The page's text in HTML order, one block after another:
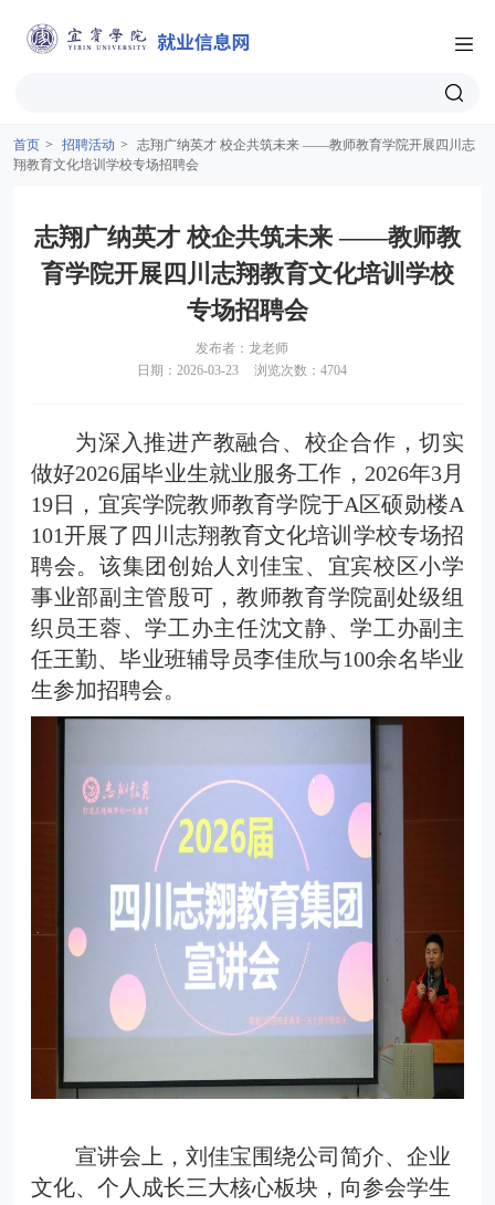
首页 > 招聘活动 >
志翔广纳英才 校企共筑未来 ——教师教育学院开展四川志
翔教育文化培训学校专场招聘会
志翔广纳英才 校企共筑未来 ——教师教
育学院开展四川志翔教育文化培训学校
专场招聘会
发布者：龙老师
日期：2026-03-23
浏览次数：4704
为深入推进产教融合、校企合作，切实
做好2026届毕业生就业服务工作，2026年3月
19日， 宜宾学院教师教育学院于A区硕勋楼A
101开展了四川志翔教育文化培训学校专场招
聘会。该集团创始人刘佳宝、 宜宾校区小学
事业部副主管殷可， 教师教育学院副处级组
织员王蓉、学工办主任沈文静、学工办副主
任王勤、毕业班辅导员李佳欣与100余名毕业
生参加招聘会。
宣讲会上，刘佳宝围绕公司简介、企业
文化、个人成长三大核心板块，向参会学生